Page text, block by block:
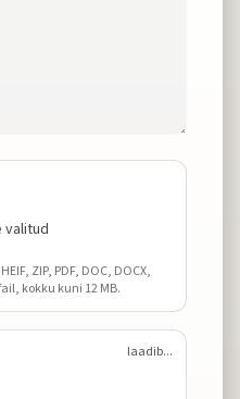
valitud
ZIP, PDF, DOC, DOCX,
kokku kuni 12MB.
laadib...